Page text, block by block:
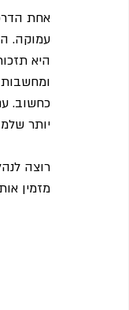
אחת
עמוקה.
היא
כחשוב.
יותר
רוצה
מזמין